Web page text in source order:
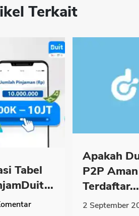
Terkait
Tabel
Apakah
P2P
Terdaftar...
2 September